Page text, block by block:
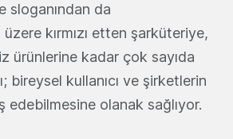
sloganından da
kırmızı etten şarküteriye,
ürünlerine kadar çok sayıda
bireysel kullanıcı ve şirketlerin
edebilmesine olanak sağlıyor.